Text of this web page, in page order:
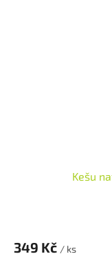
Kešu
349 Kč / ks